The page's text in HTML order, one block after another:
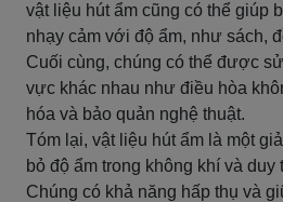
vật liệu hút ẩm cũng có thể giúp
nhạy cảm với độ ẩm, như sách,
Cuối cùng, chúng có thể được
vực khác nhau như điều hòa
hóa và bảo quản nghệ thuật.
Tóm lại, vật liệu hút ẩm là một
bỏ độ ẩm trong không khí và
Chúng có khả năng hấp thụ và